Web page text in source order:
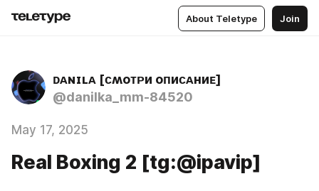
About Teletype Join
ᴅᴀɴɪʟᴀ [ᴄʍоᴛᴩи оᴨиᴄᴀниᴇ]
@danilka_mm-84520
May 17, 2025
Real Boxing 2 [tg:@ipavip]